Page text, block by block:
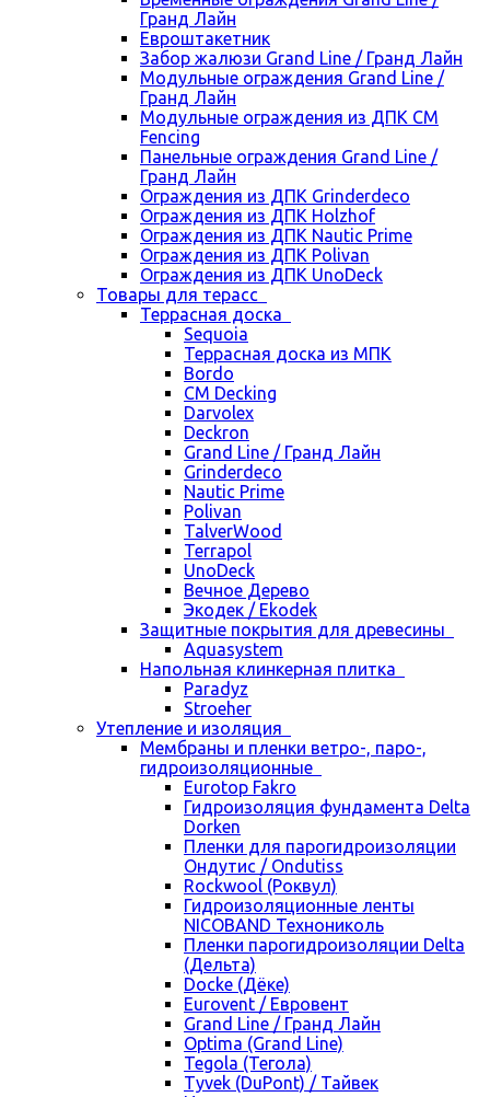
Гранд Лайн
Евроштакетник
Забор жалюзи Grand Line / Гранд Лайн
Модульные ограждения Grand Line /
Гранд Лайн
Модульные ограждения из ДПК CM
Fencing
Панельные ограждения Grand Line /
Гранд Лайн
Ограждения из ДПК Grinderdeco
Ограждения из ДПК Holzhof
Ограждения из ДПК Nautic Prime
Ограждения из ДПК Polivan
Ограждения из ДПК UnoDeck
Товары для терасс
Террасная доска
Sequoia
Террасная доска из МПК
Bordo
CM Decking
Darvolex
Deckron
Grand Line / Гранд Лайн
Grinderdeco
Nautic Prime
Polivan
TalverWood
Terrapol
UnoDeck
Вечное Дерево
Экодек / Ekodek
Защитные покрытия для древесины
Aquasystem
Напольная клинкерная плитка
Paradyz
Stroeher
Утепление и изоляция
Мембраны и пленки ветро-, паро-,
гидроизоляционные
Eurotop Fakro
Гидроизоляция фундамента Delta
Dorken
Пленки для парогидроизоляции
Ондутис / Ondutiss
Rockwool (Роквул)
Гидроизоляционные ленты
NICOBAND Технониколь
Пленки парогидроизоляции Delta
(Дельта)
Docke (Дёке)
Eurovent / Евровент
Grand Line / Гранд Лайн
Optima (Grand Line)
Tegola (Тегола)
Tyvek (DuPont) / Тайвек